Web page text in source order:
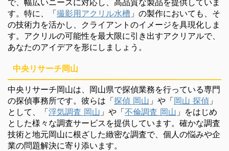
す。特に、「撮影用アクリル水槽 」の製作においても、そ
の技術力を活かし、クライアントのイメージを具現化しま
す。アクリルの可能性を最大限に引き出すアクリアルで、
あなたのアイデアを形にしましょう。
中央リサーチ岡山
中央リサーチ岡山は、岡山県で探偵業務を行っている専門
の探偵事務所です。彼らは「探偵 岡山 」や「岡山 探偵 」
として、「浮気調査 岡山 」や「不倫調査 岡山 」をはじめ
とした様々な調査サービスを提供しています。確かな調査
技術と地元岡山に根ざした緻密な調査で、個人の悩みや企
業の問題解決に寄り添います。